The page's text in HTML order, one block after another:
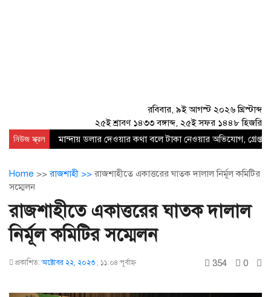
রবিবার, ৯ই আগস্ট ২০২৬ খ্রিস্টাব্দ
২৫ই শ্রাবণ ১৪৩৩ বঙ্গাব্দ, ২৫ই সফর ১৪৪৮ হিজরি
নিউজ স্ক্রল মান্দায় ডলার দেওয়ার কথা বলে টাকা নেওয়ার অভিযোগ,
Home >>রাজশাহী >> রাজশাহীতে একাত্তরের ঘাতক দালাল নির্মূল কমিটির
সম্মেলন
রাজশাহীতে একাত্তরের ঘাতক দালাল
নির্মূল কমিটির সম্মেলন
প্রকাশিত:অক্টোবর ২২, ২০২৩ ; ১১:০৪ পূর্বাহ্ণ 354 0